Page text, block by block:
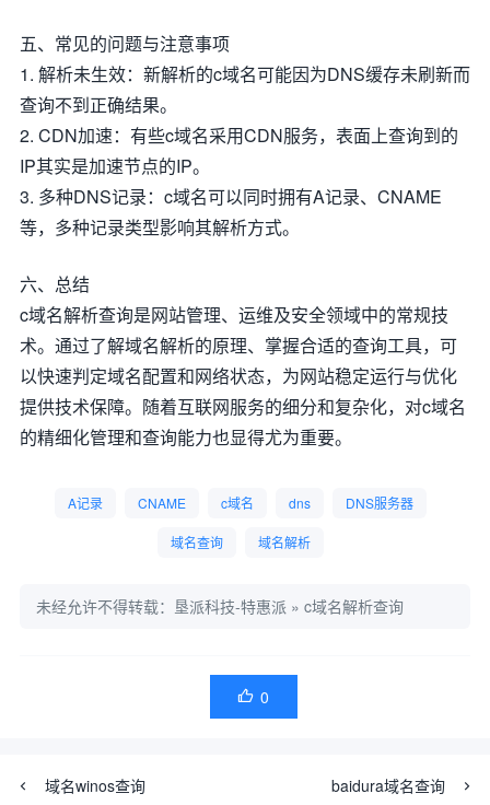
五、常见的问题与注意事项
1. 解析未生效：新解析的c域名可能因为DNS缓存未刷新而
查询不到正确结果。
2. CDN加速：有些c域名采用CDN服务，表面上查询到的
IP其实是加速节点的IP。
3. 多种DNS记录：c域名可以同时拥有A记录、CNAME
等，多种记录类型影响其解析方式。
六、总结
c域名解析查询是网站管理、运维及安全领域中的常规技
术。通过了解域名解析的原理、掌握合适的查询工具，可
以快速判定域名配置和网络状态，为网站稳定运行与优化
提供技术保障。随着互联网服务的细分和复杂化，对c域名
的精细化管理和查询能力也显得尤为重要。
A记录 CNAME c域名 dns DNS服务器
域名查询 域名解析
未经允许不得转载： 垦派科技-特惠派 » c域名解析查询
 0
域名winos查询 baidura域名查询